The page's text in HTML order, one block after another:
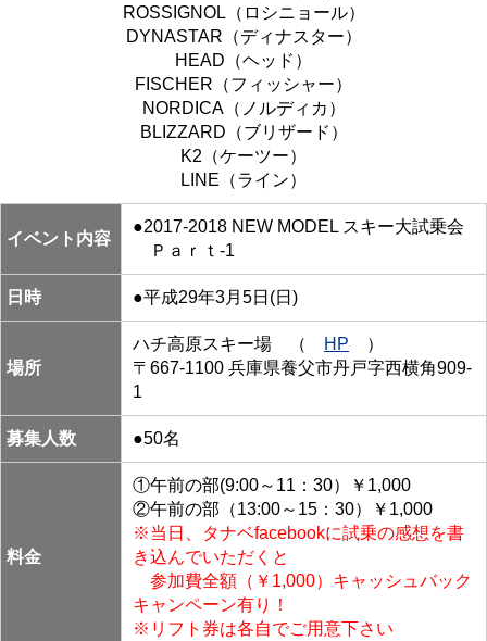
ROSSIGNOL（ロシニョール）
DYNASTAR（ディナスター）
HEAD（ヘッド）
FISCHER（フィッシャー）
NORDICA（ノルディカ）
BLIZZARD（ブリザード）
K2（ケーツー）
LINE（ライン）
イベント内容
●2017-2018 NEW MODEL スキー大試乗会
Ｐａｒｔ-1
日時 ●平成29年3月5日(日)
場所
ハチ高原スキー場 （ HP ）
〒667-1100 兵庫県養父市丹戸字西横角909-
1
募集人数 ●50名
料金
①午前の部(9:00～11：30）￥1,000
②午前の部（13:00～15：30）￥1,000
※当日、タナベfacebookに試乗の感想を書
き込んでいただくと
参加費全額（￥1,000）キャッシュバック
キャンペーン有り！
※リフト券は各自でご用意下さい